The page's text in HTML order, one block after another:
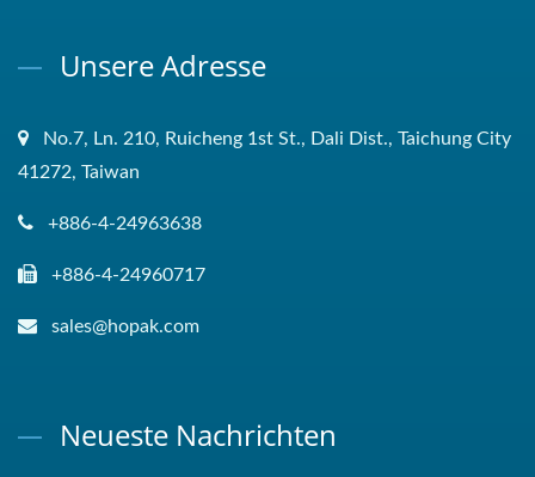
Unsere Adresse
No.7, Ln. 210, Ruicheng 1st St., Dali Dist., Taichung City
41272, Taiwan
+886-4-24963638
+886-4-24960717
sales@hopak.com
Neueste Nachrichten